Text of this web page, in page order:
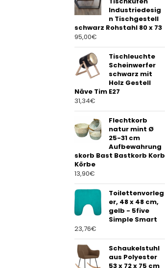
Industriedesig
n Tischgestell
schwarz Rohstahl 80 x 73
95,00€
Tischleuchte
Scheinwerfer
schwarz mit
Holz Gestell
Näve Tim E27
31,34€
Flechtkorb
natur mint Ø
25-31 cm
Aufbewahrung
skorb Bast Bastkorb Korb
Körbe
13,90€
Toilettenvorleg
er, 48 x 48 cm,
gelb - 5five
Simple Smart
23,76€
Schaukelstuhl
aus Polyester
53 x 72 x 75 cm